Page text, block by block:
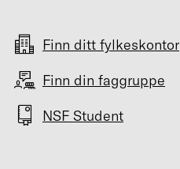
Finn ditt fylkeskontor
Finn din faggruppe
NSF Student